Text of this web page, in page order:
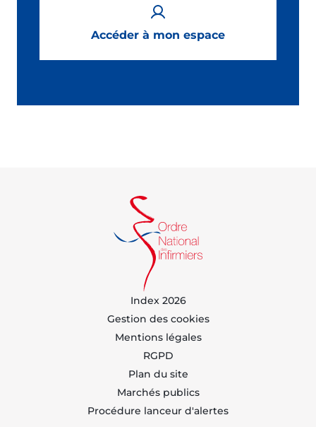
Accéder à mon espace
Index 2026
Gestion des cookies
Mentions légales
RGPD
Plan du site
Marchés publics
Procédure lanceur d'alertes